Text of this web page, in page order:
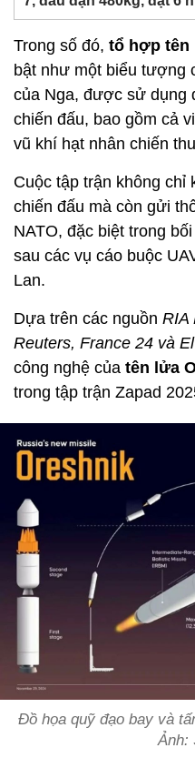
Trong số đó, tổ hợp tên
bật như một biểu tượng
của Nga, được sử dụng
chiến đấu, bao gồm cả
vũ khí hạt nhân chiến
Cuộc tập trận không chỉ
chiến đấu mà còn gửi
NATO, đặc biệt trong
sau các vụ cáo buộc
Lan.
Dựa trên các nguồn RIA
Reuters, France 24 và
công nghệ của tên lửa
trong tập trận Zapad
Đồ họa quỹ đạo bay và
Ảnh: